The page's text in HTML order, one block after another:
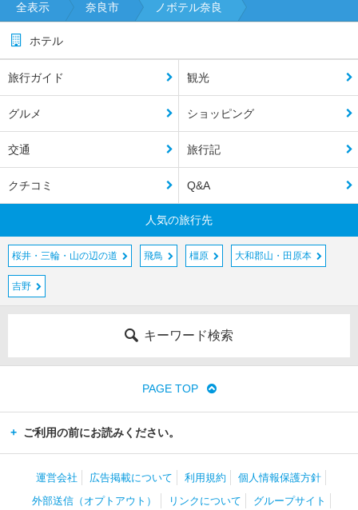
全表示 奈良市 ノボテル奈良
ホテル
旅行ガイド 観光
グルメ ショッピング
交通 旅行記
クチコミ Q&A
人気の旅行先
桜井・三輪・山の辺の道 飛鳥 橿原 大和郡山・田原本
吉野
キーワード検索
PAGE TOP
ご利用の前にお読みください。
運営会社 広告掲載について 利用規約
個人情報保護方針
外部送信（オプトアウト）
リンクについて グループサイト